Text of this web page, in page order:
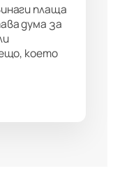
плаща
дума за
което